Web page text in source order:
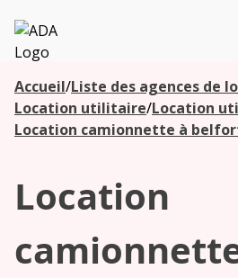
ADA
Accueil/Liste des agences de
Location utilitaire/Location
Location camionnette à
Location
Les
agences à
proximité
Commencez
recherche